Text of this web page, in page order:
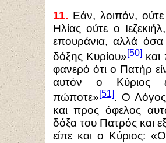
11. Εάν, λοιπόν,
Ηλίας ούτε ο
επουράνια, αλλά
δόξης Κυρίου»[50]και
φανερό ότι ο Πατήρ
αυτόν ο Κύριος
πώποτε»[51]. Ο Λόγος
και προς όφελος
δόξα του Πατρός και
είπε και ο Κύριος: